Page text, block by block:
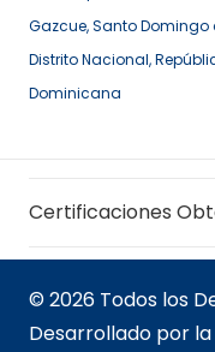
Gazcue, Santo Domingo
Distrito Nacional,
Dominicana
Certificaciones
© 2026 Todos los
Desarrollado por